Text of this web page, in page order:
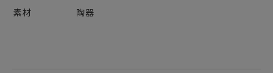
素材
陶器